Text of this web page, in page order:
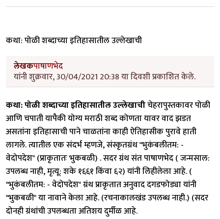
कथा: पोळी शब्दाच्या इतिहासातील उल्लेखाची
लेखकपाषाणभेद
यांनी शुक्रवार, 30/04/2021 20:38 या दिवशी प्रकाशित केले.
कथा: पोळी शब्दाच्या इतिहासातील उल्लेखाचीचेहरापुस्तकावर पोळी
आणि चपाती यापैकी योग्य मराठी शब्द कोणता यावर वाद झडत
असतांना इतिहासाची पाने चाळतांना काही ऐतिहासीक पुरावे हाती
लागले. त्यातील एक संदर्भ म्हणजे, संस्कृतग्रंथ "भुकंबलीतम: -
वेदोपदेश" (प्राकृतातः भुकबळी) . सदर ग्रंथ संत पाषाणभेद ( जन्मसाल:
उपलब्ध नाही, मृत्यू: शके १६६१ किंवा ६२) यांनी लिहीलेला आहे. (
"भुकंबलीतम: - वेदोपदेश" ग्रंथ प्राकृतात अनुवाद दगडफोड्या यांनी
"भुकबळी" या नावाने केला आहे. (रचनाकालखंड उपलब्ध नाही.) (सदर
दोनही ग्रंथांची उपलब्धता अतिशय दुर्मीळ आहे.